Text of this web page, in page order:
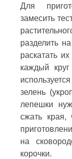
Для
замесить
разделить
раскатать
каждый
зелень
лепешки
сжать
на
корочки.